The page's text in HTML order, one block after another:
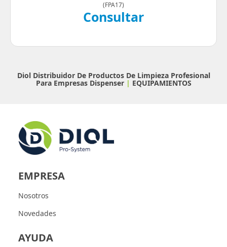
(FPA17)
Consultar
Diol Distribuidor De Productos De Limpieza Profesional
Para Empresas Dispenser| EQUIPAMIENTOS
EMPRESA
Nosotros
Novedades
AYUDA